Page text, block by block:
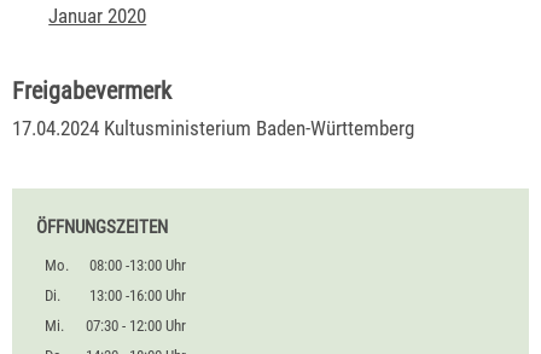
Januar 2020
Freigabevermerk
17.04.2024 Kultusministerium Baden-Württemberg
ÖFFNUNGSZEITEN
Mo.
08:00 -13:00 Uhr
Di.
13:00 -16:00 Uhr
Mi.
07:30 - 12:00 Uhr